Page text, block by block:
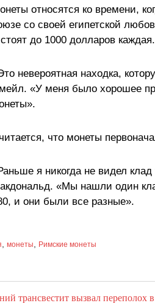
относятся ко времени,
со своей египетской
до 1000 долларов каждая.
невероятная находка,
«У меня было хорошее
что монеты
я никогда не видел
«Мы нашли один
и они были все разные».
монеты Римские монеты
трансвестит вызвал переполох